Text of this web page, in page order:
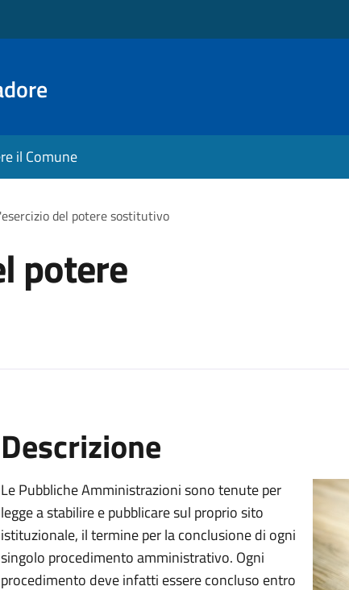
il Comune
del potere sostitutivo
potere
Descrizione
Le Pubbliche Amministrazioni sono tenute per
legge a stabilire e pubblicare sul proprio sito
istituzionale, il termine per la conclusione di ogni
singolo procedimento amministrativo. Ogni
procedimento deve infatti essere concluso entro